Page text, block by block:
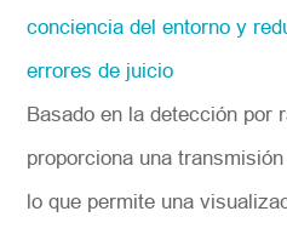
conciencia del entorno y
errores de juicio
Basado en la detección por
proporciona una
lo que permite una